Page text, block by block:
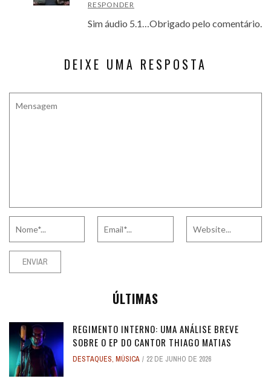
RESPONDER
Sim áudio 5.1…Obrigado pelo comentário.
DEIXE UMA RESPOSTA
ÚLTIMAS
REGIMENTO INTERNO: UMA ANÁLISE BREVE
SOBRE O EP DO CANTOR THIAGO MATIAS
DESTAQUES, MÚSICA 22 DE JUNHO DE 2026